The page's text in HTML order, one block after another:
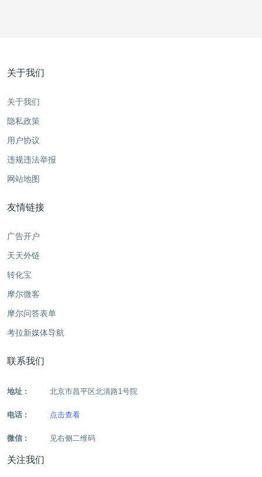
关于我们
关于我们
隐私政策
用户协议
违规违法举报
网站地图
友情链接
广告开户
天天外链
转化宝
摩尔微客
摩尔问答表单
考拉新媒体导航
联系我们
地址 : 北京市昌平区北清路1号院
电话 : 点击查看
微信 : 见右侧二维码
关注我们